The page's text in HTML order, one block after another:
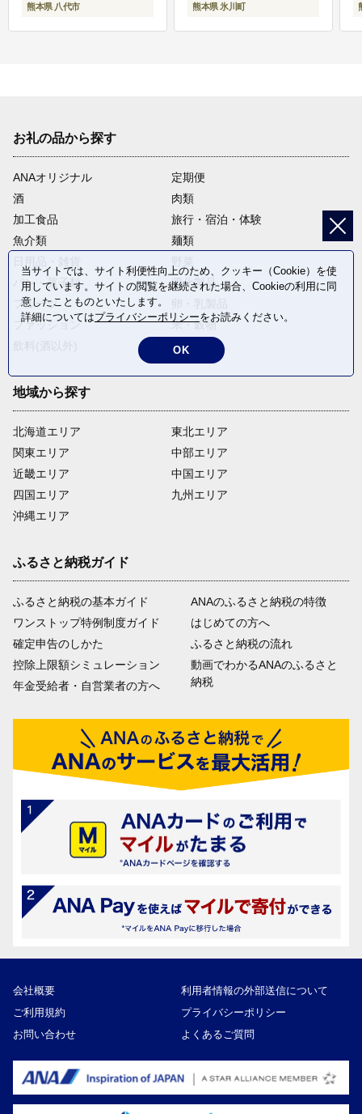
熊本県 八代市 熊本県 氷川町
お礼の品から探す
ANAオリジナル
定期便
酒
肉類
加工食品
旅行・宿泊・体験
魚介類
麺類
パン・菓子類
電化製品
フルーツ
ファッション
米・穀物
返礼品なし
地域から探す
北海道エリア
関東エリア
近畿エリア
四国エリア
沖縄エリア
東北エリア
中部エリア
中国エリア
九州エリア
ふるさと納税ガイド
ふるさと納税の基本ガイド
ワンストップ特例制度ガイド
確定申告のしかた
控除上限額シミュレーション
年金受給者・自営業者の方へ
ANAのふるさと納税の特徴
はじめての方へ
ふるさと納税の流れ
動画でわかるANAのふるさと
納税
会社概要
利用者情報の外部送信について
ご利用規約
プライバシーポリシー
お問い合わせ
よくあるご質問
当サイトでは、サイト利便性向上のため、クッキー（Cookie）を使
用しています。サイトの閲覧を継続された場合、Cookieの利用に同
意したことものといたします。
詳細についてはプライバシーポリシーをお読みください。
OK